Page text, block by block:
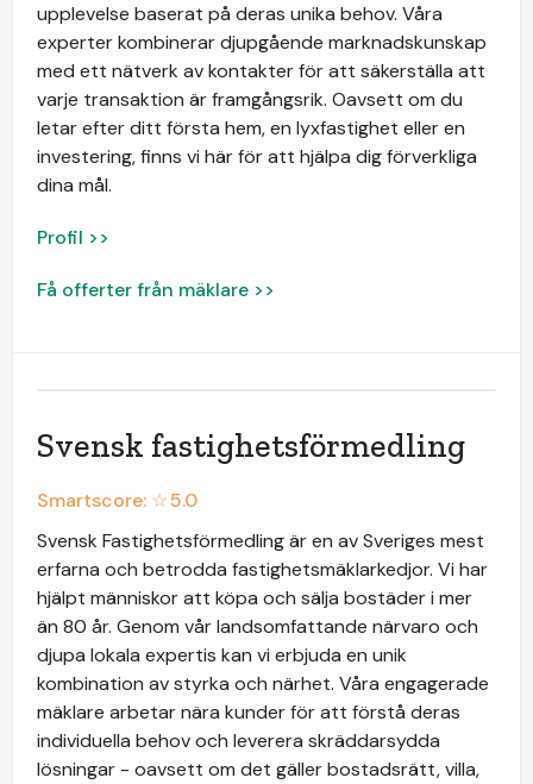
upplevelse baserat på deras unika behov. Våra
experter kombinerar djupgående marknadskunskap
med ett nätverk av kontakter för att säkerställa att
varje transaktion är framgångsrik. Oavsett om du
letar efter ditt första hem, en lyxfastighet eller en
investering, finns vi här för att hjälpa dig förverkliga
dina mål.
Profil >>
Få offerter från mäklare >>
Svensk fastighetsförmedling
Smartscore: ☆5.0
Svensk Fastighetsförmedling är en av Sveriges mest
erfarna och betrodda fastighetsmäklarkedjor. Vi har
hjälpt människor att köpa och sälja bostäder i mer
än 80 år. Genom vår landsomfattande närvaro och
djupa lokala expertis kan vi erbjuda en unik
kombination av styrka och närhet. Våra engagerade
mäklare arbetar nära kunder för att förstå deras
individuella behov och leverera skräddarsydda
lösningar - oavsett om det gäller bostadsrätt, villa,